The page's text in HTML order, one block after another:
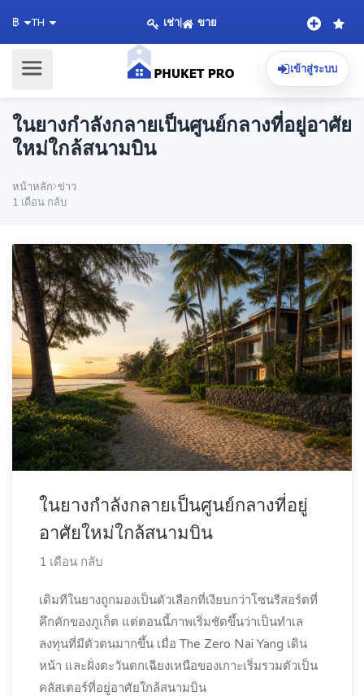
฿ TH เช่า| ขาย
เข้าสู่ระบบ
ในยางกำลังกลายเป็นศูนย์กลางที่อยู่อาศัย
ใหม่ใกล้สนามบิน
หน้าหลัก ข่าว
1 เดือน กลับ
ในยางกำลังกลายเป็นศูนย์กลางที่อยู่
อาศัยใหม่ใกล้สนามบิน
1 เดือน กลับ
เดิมทีในยางถูกมองเป็นตัวเลือกที่เงียบกว่าโซนรีสอร์ตที่
คึกคักของภูเก็ต แต่ตอนนี้ภาพเริ่มชัดขึ้นว่าเป็นทำเล
ลงทุนที่มีตัวตนมากขึ้น เมื่อ The Zero Nai Yang เดิน
หน้า และฝั่งตะวันตกเฉียงเหนือของเกาะเริ่มรวมตัวเป็น
คลัสเตอร์ที่อยู่อาศัยใกล้สนามบิน